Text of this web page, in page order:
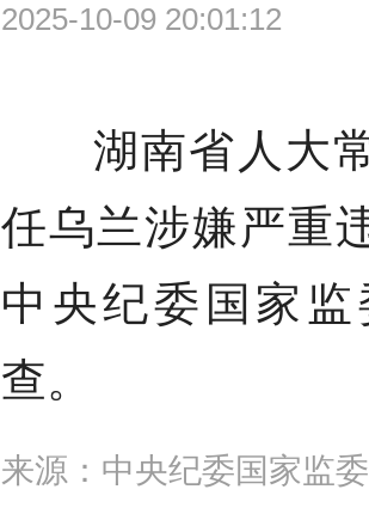
2025-10-09 20:01:12
湖南省人大
任乌兰涉嫌严重
中央纪委国家
查。
来源：中央纪委国家监